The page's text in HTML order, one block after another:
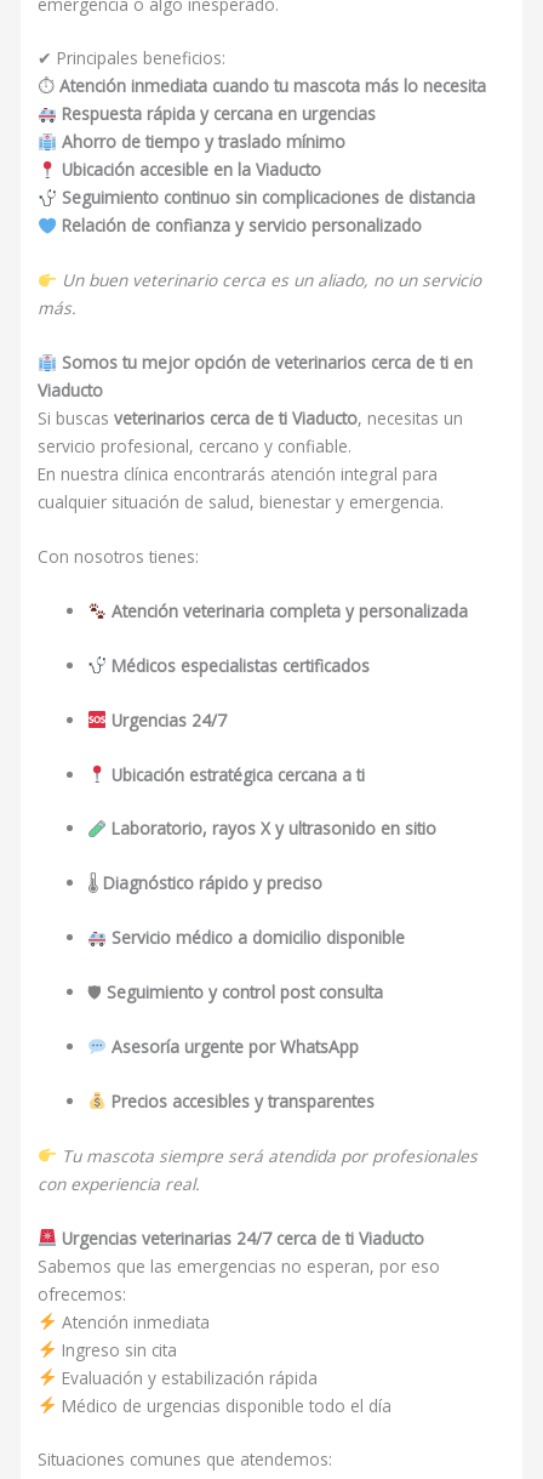
✔ Principales beneficios:
⏱Atención inmediata cuando tu mascota más lo necesita
Respuesta rápida y cercana en urgencias
Ahorro de tiempo y traslado mínimo
Ubicación accesible en la Viaducto
Seguimiento continuo sin complicaciones de distancia
Relación de confianza y servicio personalizado
Un buen veterinario cerca es un aliado, no un servicio
más.
Somos tu mejor opción de veterinarios cerca de ti en
Viaducto
Si buscasveterinarios cerca de ti Viaducto, necesitas un
servicio profesional, cercano y confiable.
En nuestra clínica encontrarás atención integral para
cualquier situación de salud, bienestar y emergencia.
Con nosotros tienes:
Atención veterinaria completa y personalizada
Médicos especialistas certificados
Urgencias 24/7
Ubicación estratégica cercana a ti
Laboratorio, rayos X y ultrasonido en sitio
🌡 Diagnóstico rápido y preciso
Servicio médico a domicilio disponible
🛡 Seguimiento y control post consulta
Asesoría urgente por WhatsApp
Precios accesibles y transparentes
Tu mascota siempre será atendida por profesionales
con experiencia real.
Urgencias veterinarias 24/7 cerca de ti Viaducto
Sabemos que las emergencias no esperan, por eso
ofrecemos:
Atención inmediata
Ingreso sin cita
Evaluación y estabilización rápida
Médico de urgencias disponible todo el día
Situaciones comunes que atendemos: